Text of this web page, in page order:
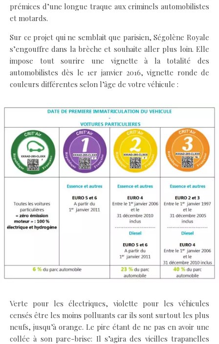
prémices d’une longue traque aux criminels automobilistes
et motards.
Sur ce projet qui ne semblait que parisien, Ségolène Royale
s’engouffre dans la brèche et souhaite aller plus loin. Elle
impose tout sourire une vignette à la totalité des
automobilistes dès le 1er janvier 2016, vignette ronde de
couleurs différentes selon l’âge de votre véhicule :
Verte pour les électriques, violette pour les véhicules
censés être les moins polluants car ils sont surtout les plus
neufs, jusqu’à orange. Le pire étant de ne pas en avoir une
collée à son pare-brise: Il s’agira des vieilles trapanelles